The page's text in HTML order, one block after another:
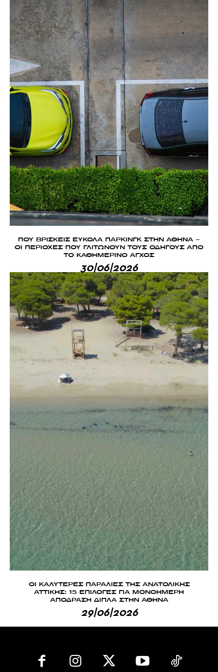
ΠΟΥ ΒΡΙΣΚΕΙΣ ΕΥΚΟΛΑ ΠΑΡΚΙΝΓΚ ΣΤΗΝ ΑΘΗΝΑ –
ΟΙ ΠΕΡΙΟΧΕΣ ΠΟΥ ΓΛΙΤΩΝΟΥΝ ΤΟΥΣ ΟΔΗΓΟΥΣ ΑΠΟ
ΤΟ ΚΑΘΗΜΕΡΙΝΟ ΑΓΧΟΣ
30|06|2026
ΟΙ ΚΑΛΥΤΕΡΕΣ ΠΑΡΑΛΙΕΣ ΤΗΣ ΑΝΑΤΟΛΙΚΗΣ
ΑΤΤΙΚΗΣ: 15 ΕΠΙΛΟΓΕΣ ΓΙΑ ΜΟΝΟΗΜΕΡΗ
ΑΠΟΔΡΑΣΗ ΔΙΠΛΑ ΣΤΗΝ ΑΘΗΝΑ
29|06|2026